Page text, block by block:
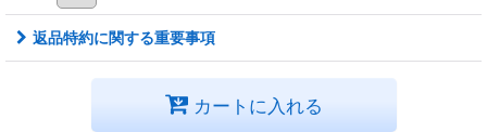
返品特約に関する重要事項
カートに入れる